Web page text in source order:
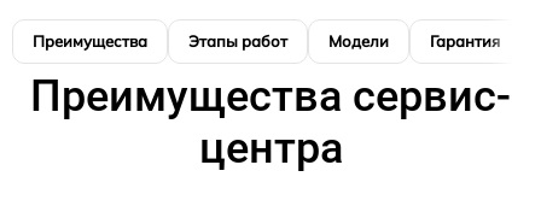
Преимущества Этапы работ Модели Гарантия
Преимущества сервис-
центра